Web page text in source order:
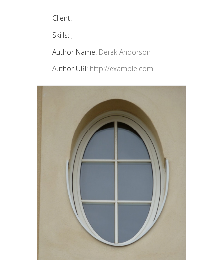
Client:
Skills: ,
Author Name: Derek Andorson
Author URI: http://example.com